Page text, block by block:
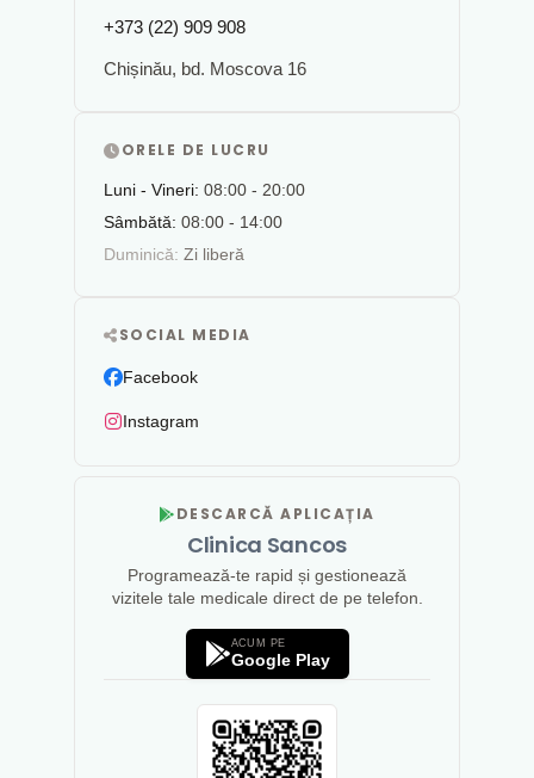
+373 (22) 909 908
Chișinău, bd. Moscova 16
ORELE DE LUCRU
Luni - Vineri: 08:00 - 20:00
Sâmbătă: 08:00 - 14:00
Duminică: Zi liberă
SOCIAL MEDIA
Facebook
Instagram
DESCARCĂ APLICAȚIA
Clinica Sancos
Programează-te rapid și gestionează
vizitele tale medicale direct de pe telefon.
ACUM PE
Google Play